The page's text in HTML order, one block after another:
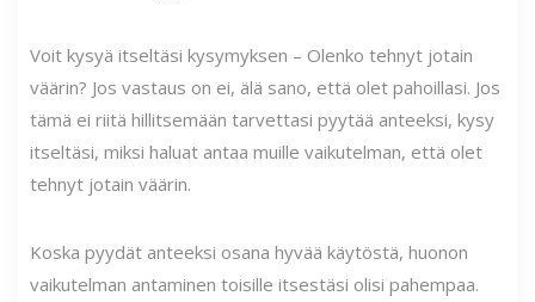
Voit kysyä itseltäsi kysymyksen – Olenko tehnyt jotain
väärin? Jos vastaus on ei, älä sano, että olet pahoillasi. Jos
tämä ei riitä hillitsemään tarvettasi pyytää anteeksi, kysy
itseltäsi, miksi haluat antaa muille vaikutelman, että olet
tehnyt jotain väärin.
Koska pyydät anteeksi osana hyvää käytöstä, huonon
vaikutelman antaminen toisille itsestäsi olisi pahempaa.